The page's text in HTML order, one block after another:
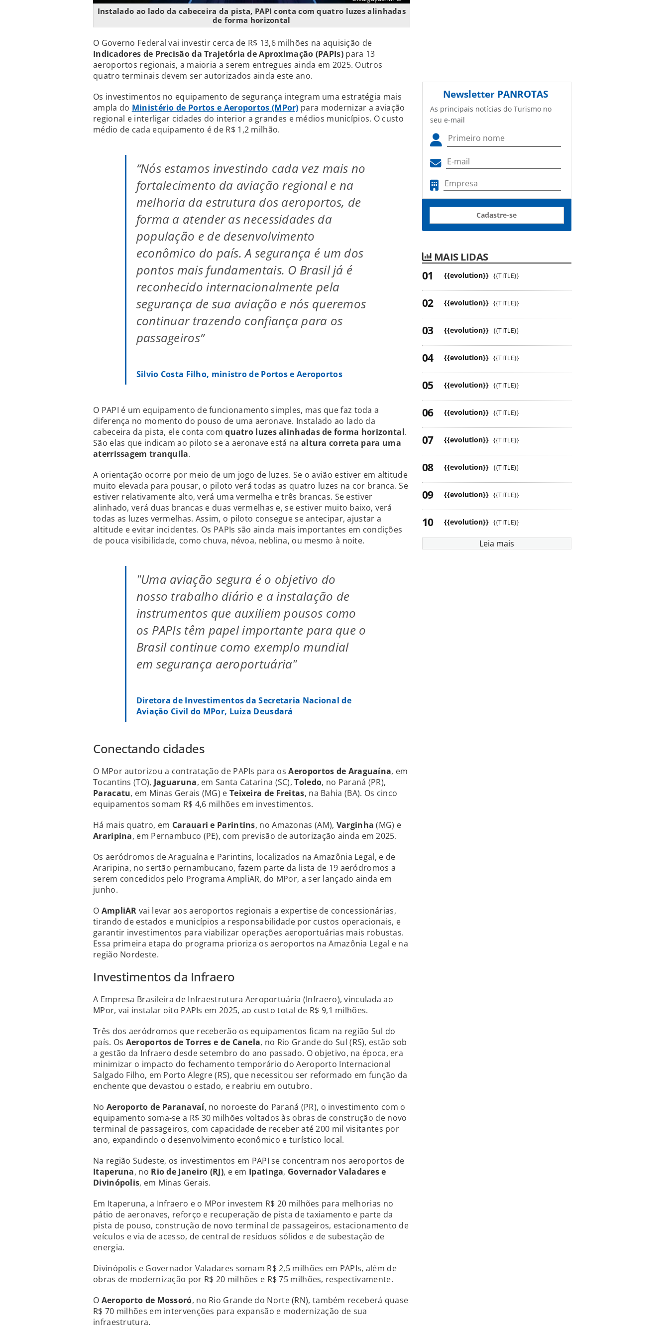
Instalado ao lado da cabeceira da pista, PAPI conta com quatro luzes alinhadas
de forma horizontal
O Governo Federal vai investir cerca de R$ 13,6 milhões na aquisição de
Indicadores de Precisão da Trajetória de Aproximação (PAPIs) para 13
aeroportos regionais, a maioria a serem entregues ainda em 2025. Outros
quatro terminais devem ser autorizados ainda este ano.
Os investimentos no equipamento de segurança integram uma estratégia mais
ampla do Ministério de Portos e Aeroportos (MPor) para modernizar a aviação
regional e interligar cidades do interior a grandes e médios municípios. O custo
médio de cada equipamento é de R$ 1,2 milhão.
“Nós estamos investindo cada vez mais no
fortalecimento da aviação regional e na
melhoria da estrutura dos aeroportos, de
forma a atender as necessidades da
população e de desenvolvimento
econômico do país. A segurança é um dos
pontos mais fundamentais. O Brasil já é
reconhecido internacionalmente pela
segurança de sua aviação e nós queremos
continuar trazendo confiança para os
passageiros”
Silvio Costa Filho, ministro de Portos e Aeroportos
O PAPI é um equipamento de funcionamento simples, mas que faz toda a
diferença no momento do pouso de uma aeronave. Instalado ao lado da
cabeceira da pista, ele conta comquatro luzes alinhadas de forma horizontal.
São elas que indicam ao piloto se a aeronave está na altura correta para uma
aterrissagem tranquila.
A orientação ocorre por meio de um jogo de luzes. Se o avião estiver em altitude
muito elevada para pousar, o piloto verá todas as quatro luzes na cor branca. Se
estiver relativamente alto, verá uma vermelha e três brancas. Se estiver
alinhado, verá duas brancas e duas vermelhas e, se estiver muito baixo, verá
todas as luzes vermelhas. Assim, o piloto consegue se antecipar, ajustar a
altitude e evitar incidentes. Os PAPIs são ainda mais importantes em condições
de pouca visibilidade, como chuva, névoa, neblina, ou mesmo à noite.
"Uma aviação segura é o objetivo do
nosso trabalho diário e a instalação de
instrumentos que auxiliem pousos como
os PAPIs têm papel importante para que o
Brasil continue como exemplo mundial
em segurança aeroportuária"
Diretora de Investimentos da Secretaria Nacional de
Aviação Civil do MPor, Luiza Deusdará
Conectando cidades
O MPor autorizou a contratação de PAPIs para osAeroportos de Araguaína, em
Tocantins (TO), Jaguaruna, em Santa Catarina (SC),Toledo, no Paraná (PR),
Paracatu, em Minas Gerais (MG) e Teixeira de Freitas, na Bahia (BA). Os cinco
equipamentos somam R$ 4,6 milhões em investimentos.
Há mais quatro, em Carauari e Parintins, no Amazonas (AM), Varginha(MG) e
Araripina, em Pernambuco (PE), com previsão de autorização ainda em 2025.
Os aeródromos de Araguaína e Parintins, localizados na Amazônia Legal, e de
Araripina, no sertão pernambucano, fazem parte da lista de 19 aeródromos a
serem concedidos pelo Programa AmpliAR, do MPor, a ser lançado ainda em
junho.
O AmpliAR vai levar aos aeroportos regionais a expertise de concessionárias,
tirando de estados e municípios a responsabilidade por custos operacionais, e
garantir investimentos para viabilizar operações aeroportuárias mais robustas.
Essa primeira etapa do programa prioriza os aeroportos na Amazônia Legal e na
região Nordeste.
Investimentos da Infraero
A Empresa Brasileira de Infraestrutura Aeroportuária (Infraero), vinculada ao
MPor, vai instalar oito PAPIs em 2025, ao custo total de R$ 9,1 milhões.
Três dos aeródromos que receberão os equipamentos ficam na região Sul do
país. Os Aeroportos de Torres e de Canela, no Rio Grande do Sul (RS), estão sob
a gestão da Infraero desde setembro do ano passado. O objetivo, na época, era
minimizar o impacto do fechamento temporário do Aeroporto Internacional
Salgado Filho, em Porto Alegre (RS), que necessitou ser reformado em função da
enchente que devastou o estado, e reabriu em outubro.
No Aeroporto de Paranavaí, no noroeste do Paraná (PR), o investimento com o
equipamento soma-se a R$ 30 milhões voltados às obras de construção de novo
terminal de passageiros, com capacidade de receber até 200 mil visitantes por
ano, expandindo o desenvolvimento econômico e turístico local.
Na região Sudeste, os investimentos em PAPI se concentram nos aeroportos de
Itaperuna, no Rio de Janeiro (RJ), e em Ipatinga, Governador Valadares e
Divinópolis, em Minas Gerais.
Em Itaperuna, a Infraero e o MPor investem R$ 20 milhões para melhorias no
pátio de aeronaves, reforço e recuperação de pista de taxiamento e parte da
pista de pouso, construção de novo terminal de passageiros, estacionamento de
veículos e via de acesso, de central de resíduos sólidos e de subestação de
energia.
Divinópolis e Governador Valadares somam R$ 2,5 milhões em PAPIs, além de
obras de modernização por R$ 20 milhões e R$ 75 milhões, respectivamente.
O Aeroporto de Mossoró, no Rio Grande do Norte (RN), também receberá quase
R$ 70 milhões em intervenções para expansão e modernização de sua
infraestrutura.
Newsletter PANROTAS
As principais notícias do Turismo no
seu e-mail
Cadastre-se
MAIS LIDAS
{{evolution}} {{TITLE}}
{{evolution}} {{TITLE}}
{{evolution}} {{TITLE}}
{{evolution}} {{TITLE}}
{{evolution}} {{TITLE}}
{{evolution}} {{TITLE}}
{{evolution}} {{TITLE}}
{{evolution}} {{TITLE}}
{{evolution}} {{TITLE}}
{{evolution}} {{TITLE}}
Leia mais